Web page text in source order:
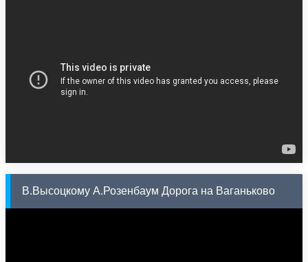
В.Высоцкому А.Розенбаум Дорога на Ваганьково